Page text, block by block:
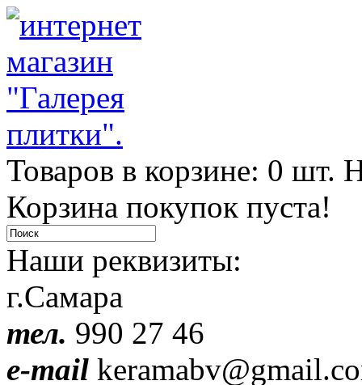
Товаров в корзине: 0 шт.
Корзина покупок пуста!
Наши реквизиты:
г.Самара
тел. 990 27 46
e-mail